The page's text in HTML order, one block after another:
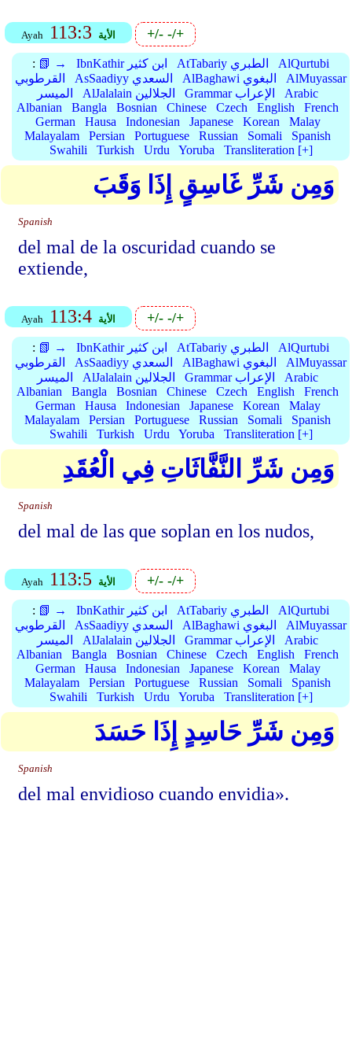
Ayah 113:3 الأية +/--/+
: 📗 → IbnKathir ابن كثير AtTabariy الطبري
AlQurtubi
القرطوبي
AsSaadiyy السعدي AlBaghawi البغوي
AlMuyassar
الميسر
AlJalalain الجلالين Grammar الإعراب
Arabic
Albanian
Bangla Bosnian Chinese Czech English
French
German
Hausa Indonesian Japanese Korean
Malay
Malayalam
Persian Portuguese Russian Somali
Spanish
Swahili
Turkish Urdu Yoruba Transliteration [+]
وَمِن شَرِّ غَاسِقٍ إِذَا وَقَبَ
Spanish
del mal de la oscuridad cuando se
extiende,
Ayah 113:4 الأية +/--/+
: 📗 → IbnKathir ابن كثير AtTabariy الطبري
AlQurtubi
القرطوبي
AsSaadiyy السعدي AlBaghawi البغوي
AlMuyassar
الميسر
AlJalalain الجلالين Grammar الإعراب
Arabic
Albanian
Bangla Bosnian Chinese Czech English
French
German
Hausa Indonesian Japanese Korean
Malay
Malayalam
Persian Portuguese Russian Somali
Spanish
Swahili
Turkish Urdu Yoruba Transliteration [+]
وَمِن شَرِّ النَّفَّاثَاتِ فِي الْعُقَدِ
Spanish
del mal de las que soplan en los nudos,
Ayah 113:5 الأية +/--/+
: 📗 → IbnKathir ابن كثير AtTabariy الطبري
AlQurtubi
القرطوبي
AsSaadiyy السعدي AlBaghawi البغوي
AlMuyassar
الميسر
AlJalalain الجلالين Grammar الإعراب
Arabic
Albanian
Bangla Bosnian Chinese Czech English
French
German
Hausa Indonesian Japanese Korean
Malay
Malayalam
Persian Portuguese Russian Somali
Spanish
Swahili
Turkish Urdu Yoruba Transliteration [+]
وَمِن شَرِّ حَاسِدٍ إِذَا حَسَدَ
Spanish
del mal envidioso cuando envidia».